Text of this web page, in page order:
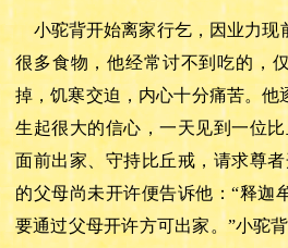
小驼背开始离家行乞，因业力现
很多食物，他经常讨不到吃的，
掉，饥寒交迫，内心十分痛苦。他
生起很大的信心，一天见到一位
面前出家、守持比丘戒，请求尊
的父母尚未开许便告诉他：“释迦
要通过父母开许方可出家。”小驼